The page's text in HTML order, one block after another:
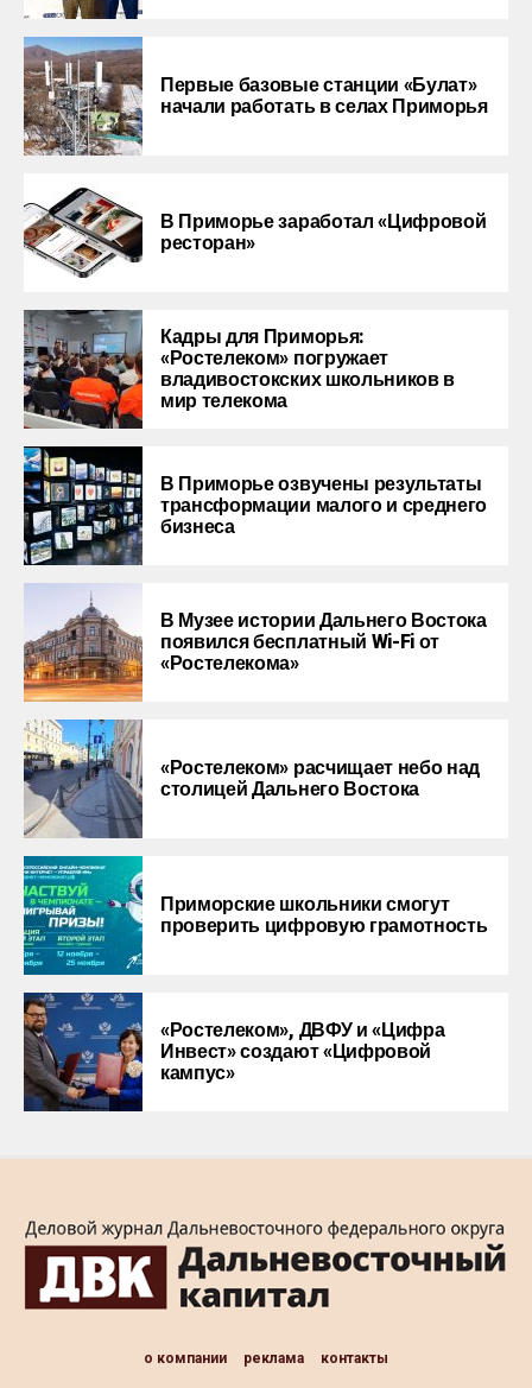
Первые базовые станции «Булат»
начали работать в селах Приморья
В Приморье заработал «Цифровой
ресторан»
Кадры для Приморья:
«Ростелеком» погружает
владивостокских школьников в
мир телекома
В Приморье озвучены результаты
трансформации малого и среднего
бизнеса
В Музее истории Дальнего Востока
появился бесплатный Wi-Fi от
«Ростелекома»
«Ростелеком» расчищает небо над
столицей Дальнего Востока
Приморские школьники смогут
проверить цифровую грамотность
«Ростелеком», ДВФУ и «Цифра
Инвест» создают «Цифровой
кампус»
о компании реклама контакты